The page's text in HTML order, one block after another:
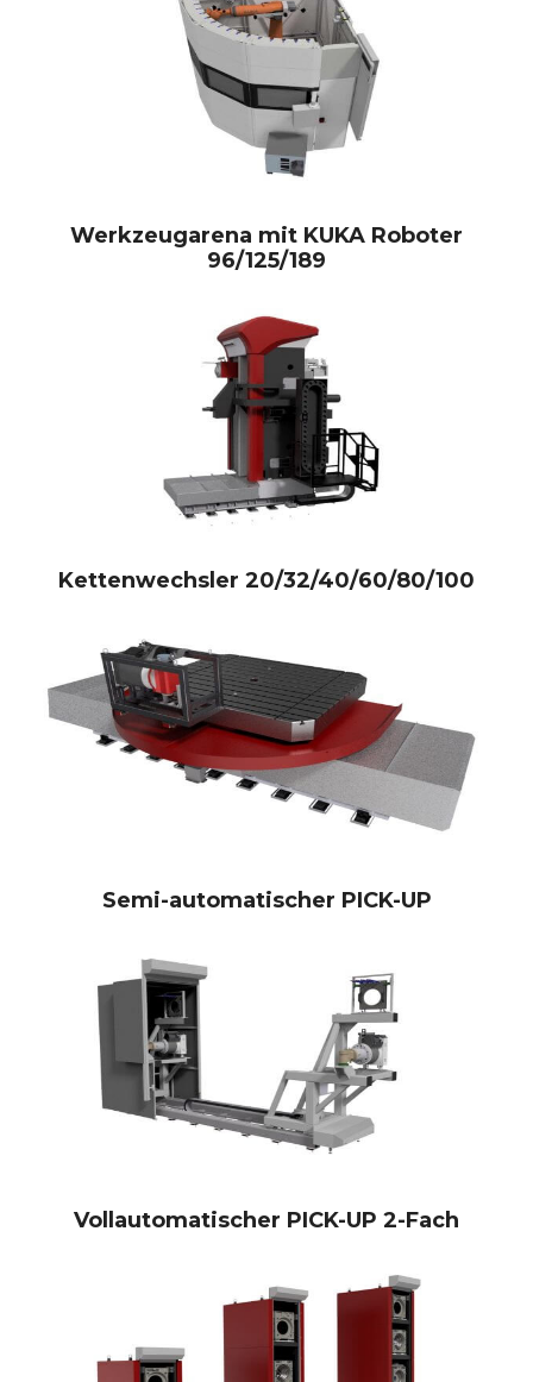
Werkzeugarena mit KUKA Roboter
96/125/189
Kettenwechsler 20/32/40/60/80/100
Semi-automatischer PICK-UP
Vollautomatischer PICK-UP 2-Fach